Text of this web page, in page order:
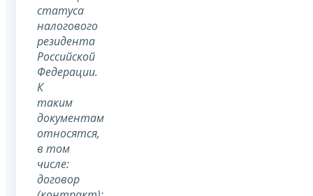
статуса
налогового
резидента
Российской
Федерации.
К
таким
документам
относятся,
в том
числе:
договор